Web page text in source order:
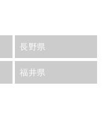
長野県
福井県